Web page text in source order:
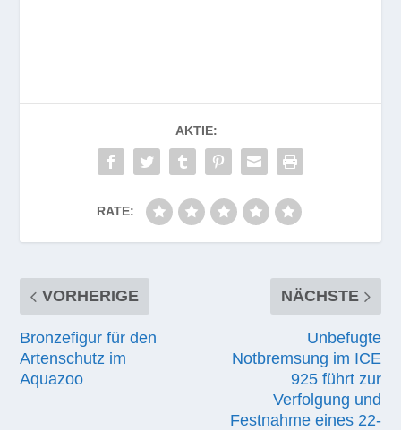
AKTIE:
RATE:
VORHERIGE
Bronzefigur für den
Artenschutz im
Aquazoo
NÄCHSTE
Unbefugte
Notbremsung im ICE
925 führt zur
Verfolgung und
Festnahme eines 22-